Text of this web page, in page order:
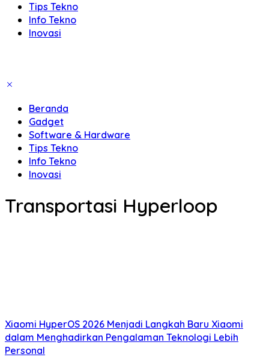
Tips Tekno
Info Tekno
Inovasi
Beranda
Gadget
Software & Hardware
Tips Tekno
Info Tekno
Inovasi
Transportasi Hyperloop
Xiaomi HyperOS 2026 Menjadi Langkah Baru Xiaomi
dalam Menghadirkan Pengalaman Teknologi Lebih
Personal